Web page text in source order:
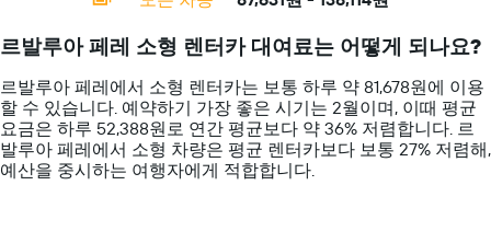
는
1​
개
의
Y
축​
이
있
트
는
특
정
요
일
categories.
chart
has
1
Y
axis
르발루아 페레 소형 렌터카 대여료는 어떻게 되나요?
르발루아 페레에서 소형 렌터카는 보통 하루 약 81,678원에 이용
할 수 있습니다. 예약하기 가장 좋은 시기는 2월이며, 이때 평균
요금은 하루 52,388원로 연간 평균보다 약 36% 저렴합니다. 르
발루아 페레​에서 ​소형 ​차량은 평균 렌터카보다 보통 27% 저렴해,
예산을 중시하는 여행자에게 적합합니다.